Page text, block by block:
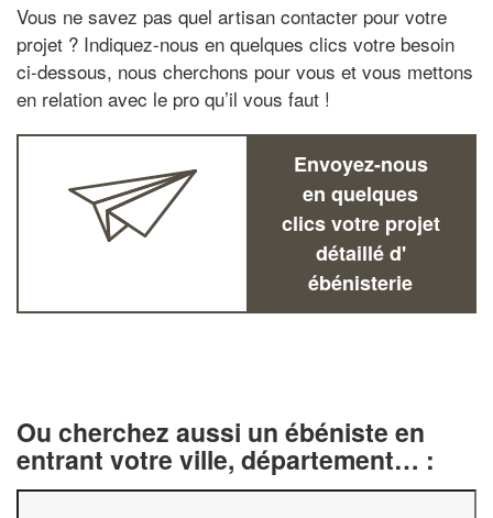
Vous ne savez pas quel artisan contacter pour votre
projet ? Indiquez-nous en quelques clics votre besoin
ci-dessous, nous cherchons pour vous et vous mettons
en relation avec le pro qu’il vous faut !
Envoyez-nous
en quelques
clics votre projet
détaillé d'
ébénisterie
Ou cherchez aussi un ébéniste en
entrant votre ville, département… :